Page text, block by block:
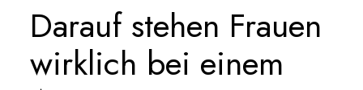
Darauf stehen Frauen
wirklich bei einem